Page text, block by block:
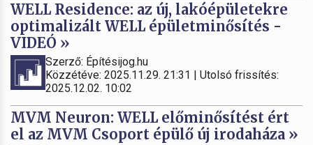
WELL Residence: az új, lakóépületekre
optimalizált WELL épületminősítés -
VIDEÓ »
Szerző: Építésijog.hu
Közzétéve: 2025.11.29. 21:31 | Utolsó frissítés:
2025.12.02. 10:02
MVM Neuron: WELL előminősítést ért
el az MVM Csoport épülő új irodaháza »